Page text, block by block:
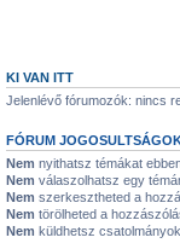
KI VAN ITT
Jelenlévő fórumozók: nincs
FÓRUM
Nem nyithatsz témákat
Nem válaszolhatsz egy
Nem szerkesztheted a
Nem törölheted a
Nem küldhetsz